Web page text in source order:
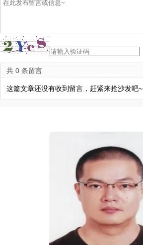
共 0 条留言
这篇文章还没有收到留言，赶紧来抢沙发吧~